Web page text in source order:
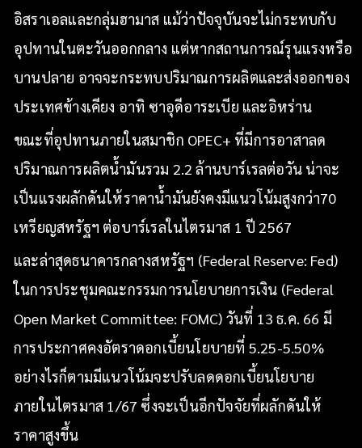
อิสราเอลและกลุ่มฮามาส แม้ว่าปัจจุบันจะไม่กระทบกับ
อุปทานในตะวันออกกลาง แต่หากสถานการณ์รุนแรงหรือ
บานปลาย อาจจะกระทบปริมาณการผลิตและส่งออกของ
ประเทศข้างเคียง อาทิ ซาอุดีอาระเบีย และอิหร่าน
ขณะที่อุปทานภายในสมาชิก OPEC+ ที่มีการอาสาลด
ปริมาณการผลิตน้ำมันรวม 2.2 ล้านบาร์เรลต่อวัน น่าจะ
เป็นแรงผลักดันให้ราคาน้ำมันยังคงมีแนวโน้มสูงกว่า70
เหรียญสหรัฐฯ ต่อบาร์เรลในไตรมาส 1 ปี 2567
และล่าสุดธนาคารกลางสหรัฐฯ (Federal Reserve: Fed)
ในการประชุมคณะกรรมการนโยบายการเงิน (Federal
Open Market Committee: FOMC) วันที่ 13 ธ.ค. 66 มี
การประกาศคงอัตราดอกเบี้ยนโยบายที่ 5.25-5.50%
อย่างไรก็ตามมีแนวโน้มจะปรับลดดอกเบี้ยนโยบาย
ภายในไตรมาส 1/67 ซึ่งจะเป็นอีกปัจจัยที่ผลักดันให้
ราคาสูงขึ้น